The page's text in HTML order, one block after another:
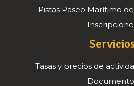
Pistas Paseo Marítimo
Tasas y precios de